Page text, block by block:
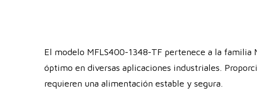
El modelo MFLS400-1348-TF pertenece a la
óptimo en diversas aplicaciones industriales.
requieren una alimentación estable y segura.